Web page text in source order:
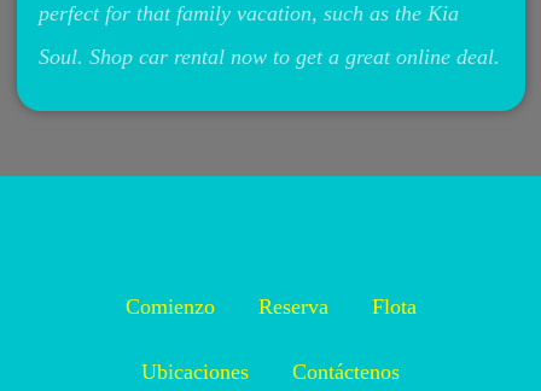
perfect for that family vacation, such as the Kia
Soul. Shop car rental now to get a great online deal.
Comienzo Reserva Flota
Ubicaciones Contáctenos